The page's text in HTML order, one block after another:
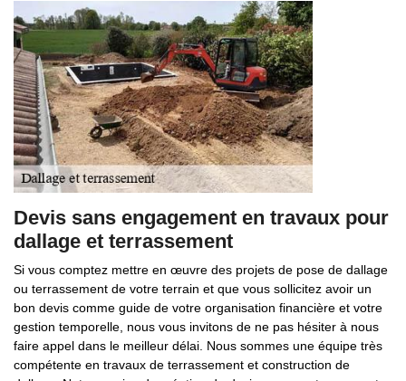
Devis sans engagement en travaux pour
dallage et terrassement
Si vous comptez mettre en œuvre des projets de pose de dallage
ou terrassement de votre terrain et que vous sollicitez avoir un
bon devis comme guide de votre organisation financière et votre
gestion temporelle, nous vous invitons de ne pas hésiter à nous
faire appel dans le meilleur délai. Nous sommes une équipe très
compétente en travaux de terrassement et construction de